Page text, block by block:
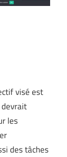
visé est
les
des tâches